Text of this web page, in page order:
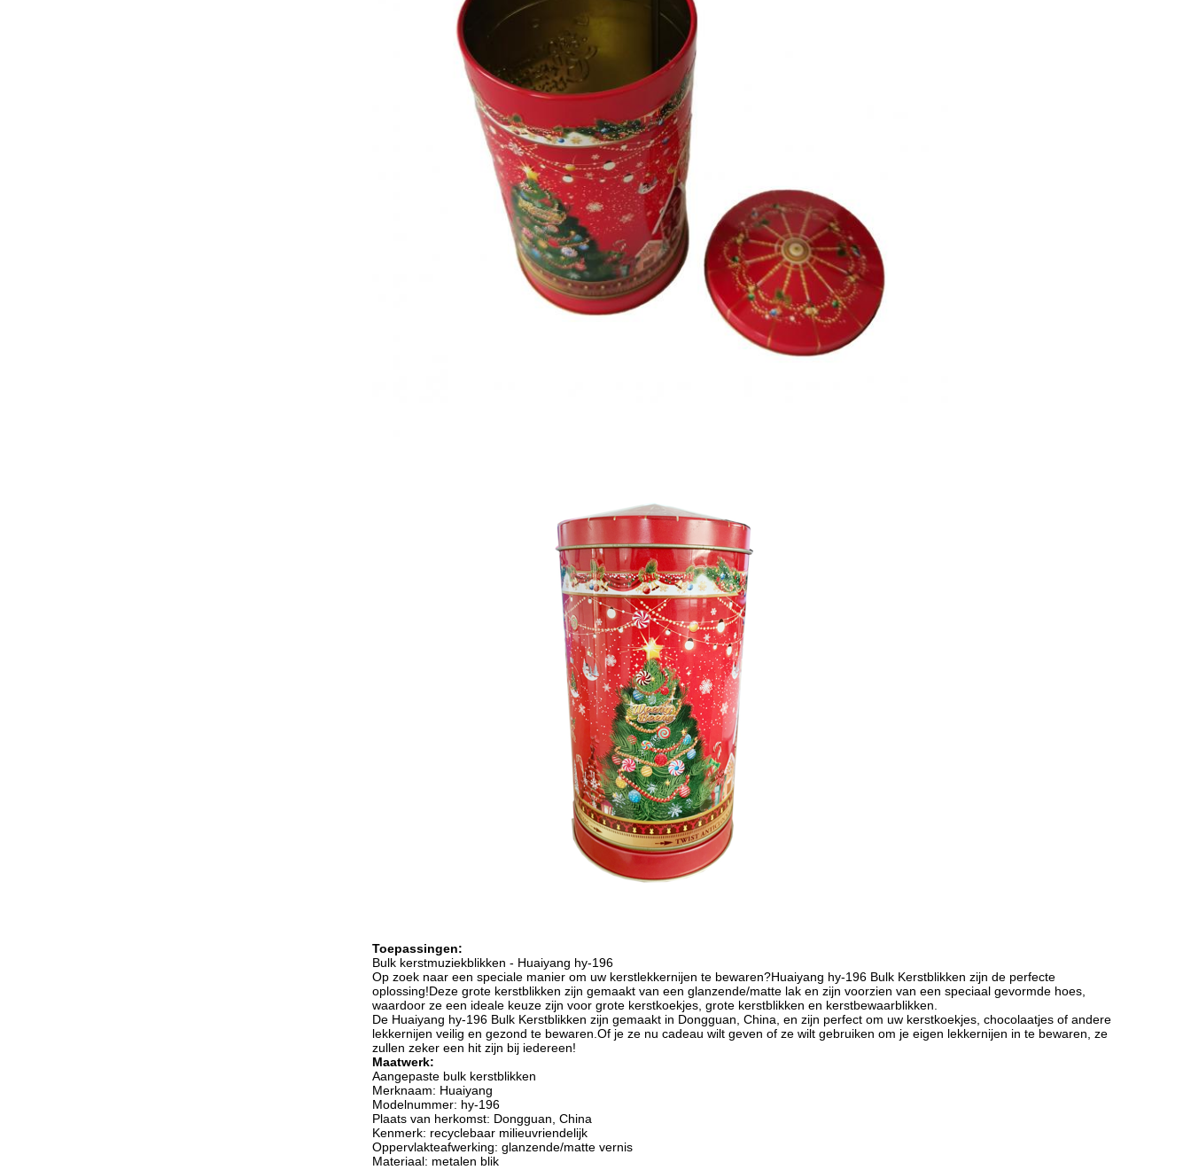
Toepassingen:
Bulk kerstmuziekblikken - Huaiyang hy-196
Op zoek naar een speciale manier om uw kerstlekkernijen te bewaren?Huaiyang hy-196 Bulk Kerstblikken zijn de perfecte
oplossing!Deze grote kerstblikken zijn gemaakt van een glanzende/matte lak en zijn voorzien van een speciaal gevormde hoes,
waardoor ze een ideale keuze zijn voor grote kerstkoekjes, grote kerstblikken en kerstbewaarblikken.
De Huaiyang hy-196 Bulk Kerstblikken zijn gemaakt in Dongguan, China, en zijn perfect om uw kerstkoekjes, chocolaatjes of andere
lekkernijen veilig en gezond te bewaren.Of je ze nu cadeau wilt geven of ze wilt gebruiken om je eigen lekkernijen in te bewaren, ze
zullen zeker een hit zijn bij iedereen!
Maatwerk:
Aangepaste bulk kerstblikken
Merknaam: Huaiyang
Modelnummer: hy-196
Plaats van herkomst: Dongguan, China
Kenmerk: recyclebaar milieuvriendelijk
Oppervlakteafwerking: glanzende/matte vernis
Materiaal: metalen blik